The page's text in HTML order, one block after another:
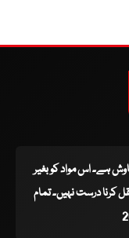
کاوش ہے۔ اس مواد کو بغیر
کرنا درست نہیں۔ تمام